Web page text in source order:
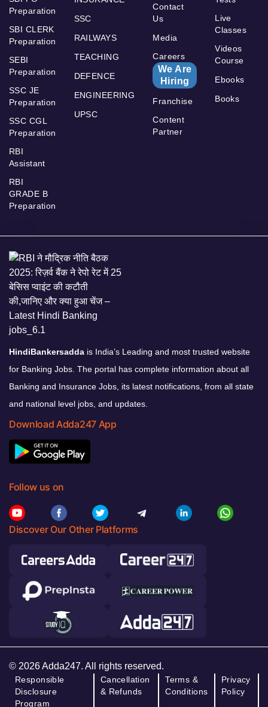
Preparation
SBI CLERK
Preparation
SEBI
Preparation
SSC JE
Preparation
SSC CGL
Preparation
RBI
Assistant
RBI
GRADE B
Preparation
SSC
RAILWAYS
TEACHING
DEFENCE
ENGINEERING
UPSC
Contact
Us
Media
Careers
We Are
Hiring
Franchise
Content
Partner
Live
Classes
Videos
Course
Ebooks
Books
HindiBankersadda is India’s Leading and most trusted website
for Banking Jobs. The portal has complete information about all
Banking and Insurance Jobs, its latest notifications, from all state
and national level jobs, and updates.
Download Adda247 App
Follow us on
Discover Our Other Platforms
© 2026 Adda247. All rights reserved.
Responsible
Disclosure
Program
Cancellation
& Refunds
Terms &
Conditions
Privacy
Policy